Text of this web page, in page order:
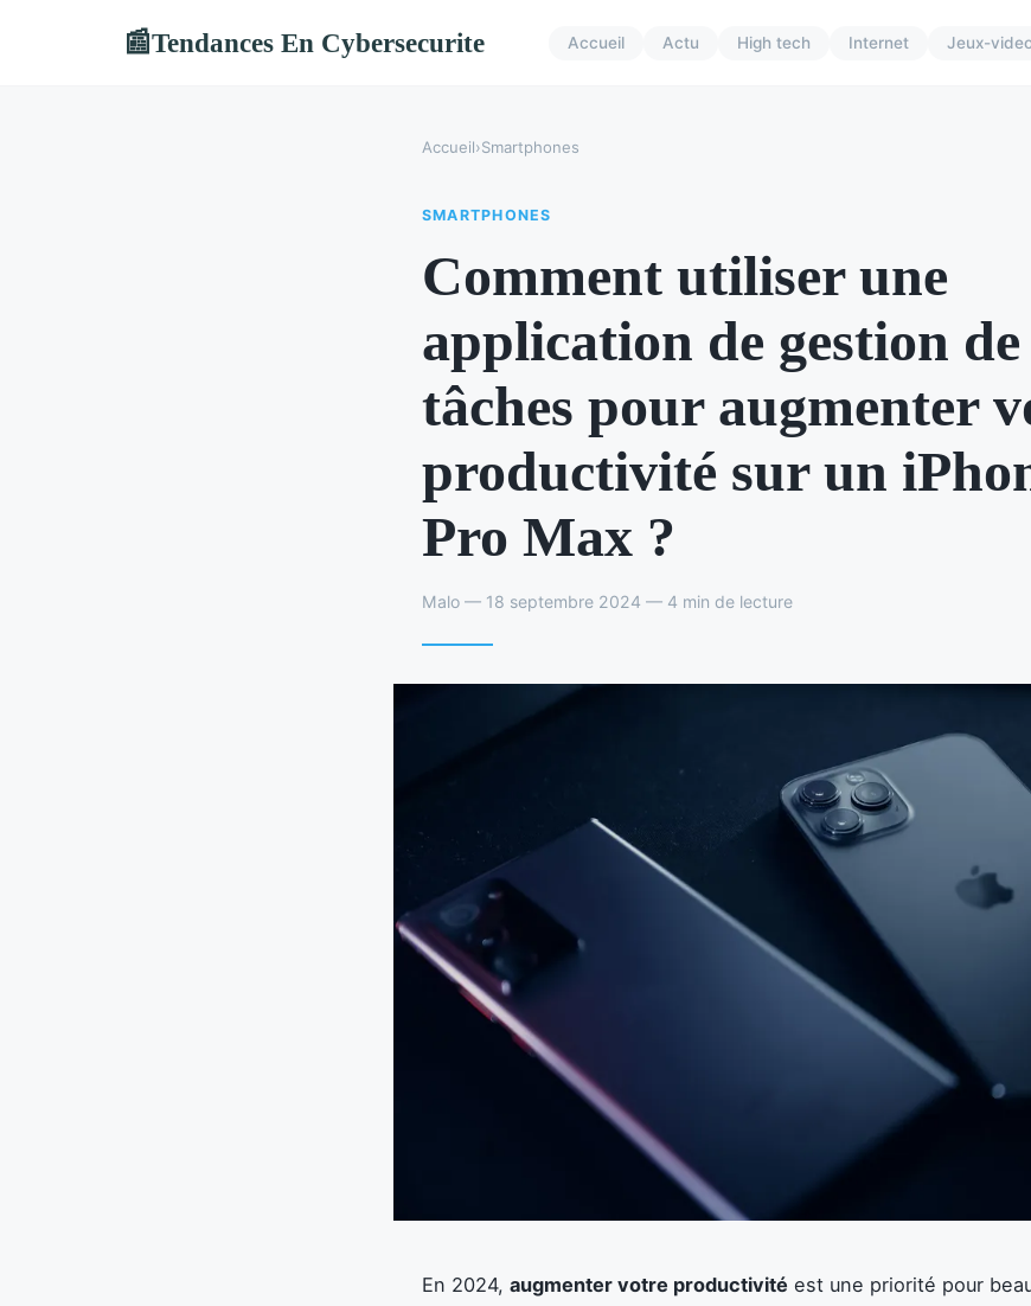
📰Tendances En Cybersecurite Accueil Actu High tech Internet Jeux-
Accueil›Smartphones
SMARTPHONES
Comment utiliser une
application de gestion de
tâches pour augmenter
productivité sur un
Pro Max ?
Malo — 18 septembre 2024 — 4 min de lecture
En 2024, augmenter votre productivité est une priorité pour